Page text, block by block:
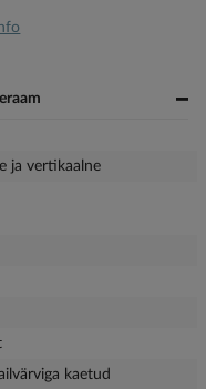
ja vertikaalne
kaetud